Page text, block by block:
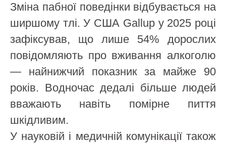
Зміна пабної поведінки відбувається на
ширшому тлі. У США Gallup у 2025 році
зафіксував, що лише 54% дорослих
повідомляють про вживання алкоголю
— найнижчий показник за майже 90
років. Водночас дедалі більше людей
вважають навіть помірне пиття
шкідливим.
У науковій і медичній комунікації також